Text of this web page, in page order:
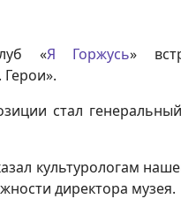
«Я Горжусь»
стал
культурологам
директора музея.